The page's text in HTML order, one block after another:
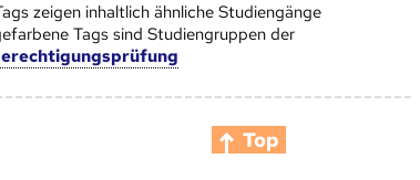
zeigen inhaltlich ähnliche Studiengänge
Tags sind Studiengruppen der
Top